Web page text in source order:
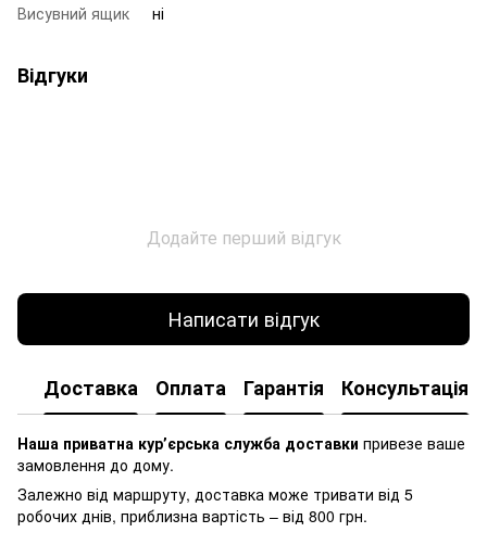
Висувний ящик
ні
Відгуки
Додайте перший відгук
Написати відгук
Доставка Оплата Гарантія Консультація
Наша приватна курʼєрська служба доставки привезе ваше
замовлення до дому.
Залежно від маршруту, доставка може тривати від 5
робочих днів, приблизна вартість – від 800 грн.